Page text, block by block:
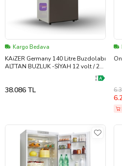
Kargo Bedava
KAiZER Germany 140 Litre Buzdolabı
ALTTAN BUZLUK -SİYAH 12 volt / 24
38.086 TL